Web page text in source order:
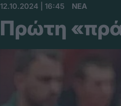
12.10.2024 | 16:45 ΝΕΑ
Πρώτη